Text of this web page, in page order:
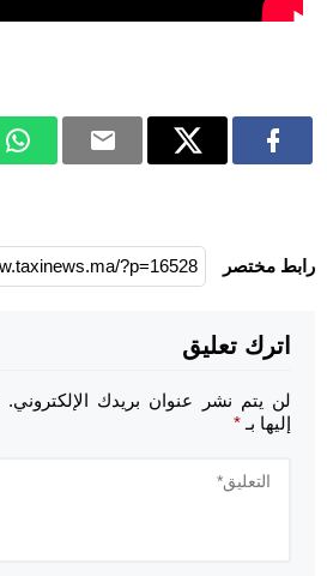
رابط مختصر
اترك تعليق
لن يتم نشر عنوان بريدك الإلكتروني.
إليها بـ *